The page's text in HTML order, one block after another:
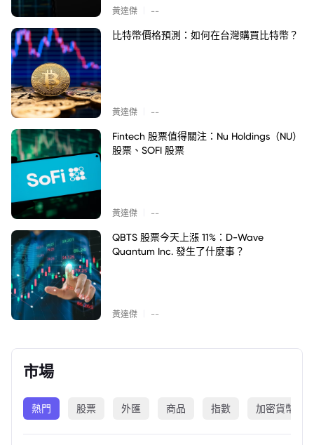
黃達傑 --
比特幣價格預測：如何在台灣購買比特幣？
黃達傑 --
Fintech 股票值得關注：Nu Holdings（NU）
股票、SOFI 股票
黃達傑 --
QBTS 股票今天上漲 11%：D-Wave
Quantum Inc. 發生了什麼事？
黃達傑 --
市場
熱門 股票 外匯 商品 指數 加密貨幣